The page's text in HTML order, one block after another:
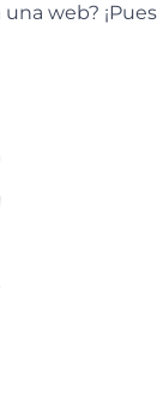
web? ¡Pues